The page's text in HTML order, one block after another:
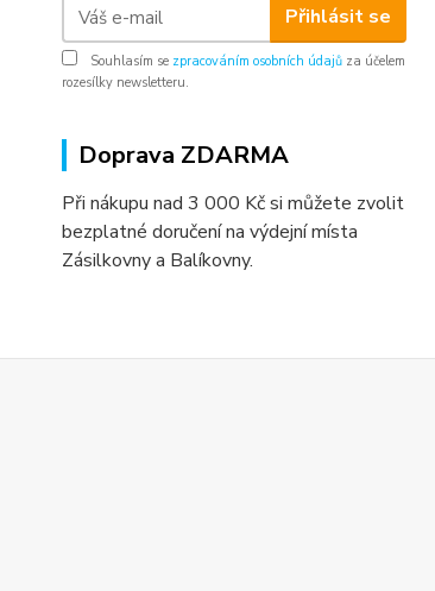
Přihlásit se
Souhlasím se zpracováním osobních údajů za účelem
rozesílky newsletteru.
Doprava ZDARMA
Při nákupu nad 3 000 Kč si můžete zvolit
bezplatné doručení na výdejní místa
Zásilkovny a Balíkovny.